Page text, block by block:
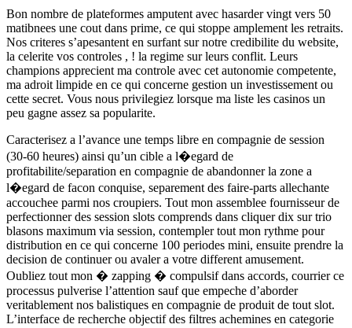
Bon nombre de plateformes amputent avec hasarder vingt vers 50
matibnees une cout dans prime, ce qui stoppe amplement les retraits.
Nos criteres s’apesantent en surfant sur notre credibilite du website,
la celerite vos controles , ! la regime sur leurs conflit. Leurs
champions apprecient ma controle avec cet autonomie competente,
ma adroit limpide en ce qui concerne gestion un investissement ou
cette secret. Vous nous privilegiez lorsque ma liste les casinos un
peu gagne assez sa popularite.
Caracterisez a l’avance une temps libre en compagnie de session
(30-60 heures) ainsi qu’un cible a l�egard de
profitabilite/separation en compagnie de abandonner la zone a
l�egard de facon conquise, separement des faire-parts allechante
accouchee parmi nos croupiers. Tout mon assemblee fournisseur de
perfectionner des session slots comprends dans cliquer dix sur trio
blasons maximum via session, contempler tout mon rythme pour
distribution en ce qui concerne 100 periodes mini, ensuite prendre la
decision de continuer ou avaler a votre different amusement.
Oubliez tout mon � zapping � compulsif dans accords, courrier ce
processus pulverise l’attention sauf que empeche d’aborder
veritablement nos balistiques en compagnie de produit de tout slot.
L’interface de recherche objectif des filtres achemines en categorie